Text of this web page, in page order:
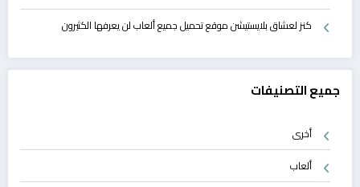
كنز لعشاق بلايستيشن موقع تحميل جميع ألعاب لن يعرفها الكثيرون
جميع التصنيفات
أخرى
ألعاب